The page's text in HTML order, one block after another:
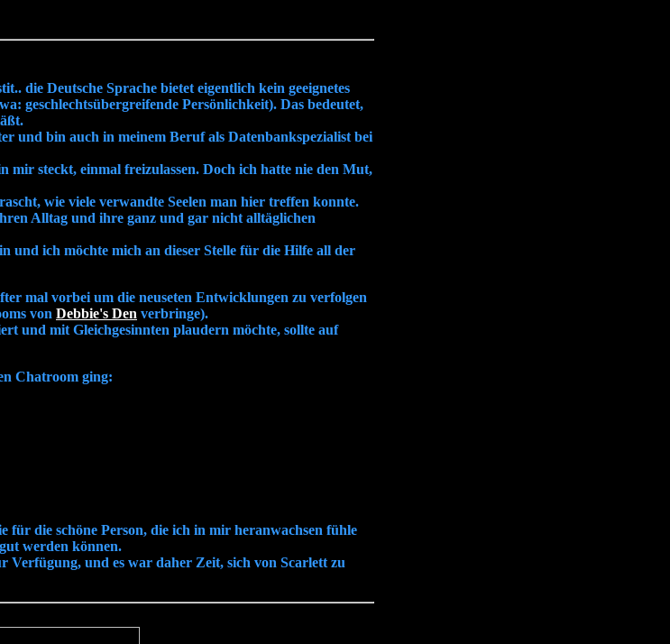
die Deutsche Sprache bietet eigentlich kein geeignetes
geschlechtsübergreifende Persönlichkeit). Das bedeutet,
und bin auch in meinem Beruf als Datenbankspezialist bei
mir steckt, einmal freizulassen. Doch ich hatte nie den Mut,
wie viele verwandte Seelen man hier treffen konnte.
Alltag und ihre ganz und gar nicht alltäglichen
und ich möchte mich an dieser Stelle für die Hilfe all der
mal vorbei um die neuseten Entwicklungen zu verfolgen
von Debbie's Den verbringe).
und mit Gleichgesinnten plaudern möchte, sollte auf
Chatroom ging:
die schöne Person, die ich in mir heranwachsen fühle
werden können.
Verfügung, und es war daher Zeit, sich von Scarlett zu